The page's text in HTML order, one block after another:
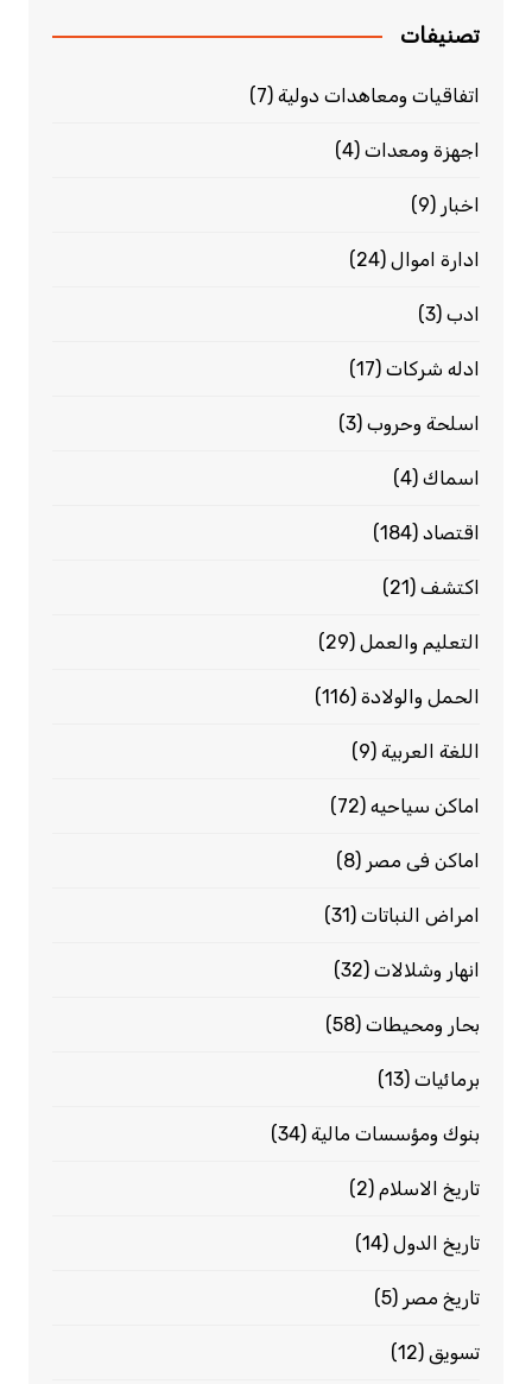
تصنيفات
اتفاقيات ومعاهدات دولية(7)
اجهزة ومعدات(4)
اخبار (9)
ادارة اموال(24)
ادب(3)
ادله شركات(17)
اسلحة وحروب(3)
اسماك(4)
اقتصاد(184)
اكتشف(21)
التعليم والعمل(29)
الحمل والولادة(116)
اللغة العربية(9)
اماكن سياحيه(72)
اماكن فى مصر (8)
امراض النباتات(31)
انهار وشلالات(32)
بحار ومحيطات(58)
برمائيات(13)
بنوك ومؤسسات مالية(34)
تاريخ الاسلام (2)
تاريخ الدول(14)
تاريخ مصر (5)
تسويق (12)